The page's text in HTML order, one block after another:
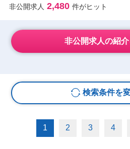
非公開求人 2,480 件がヒット
非公開求人の紹
検索条件を
1 2 3 4